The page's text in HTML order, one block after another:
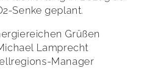
Senke geplant.
Grüßen
Lamprecht
Manager